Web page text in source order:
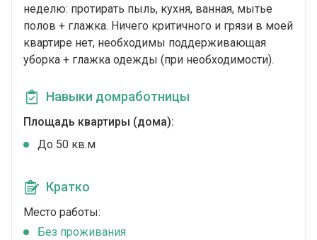
неделю: протирать пыль, кухня, ванная, мытье
полов + глажка. Ничего критичного и грязи в моей
квартире нет, необходимы поддерживающая
уборка + глажка одежды (при необходимости).
Навыки домработницы
Площадь квартиры (дома):
До 50 кв.м
Кратко
Место работы:
Без проживания